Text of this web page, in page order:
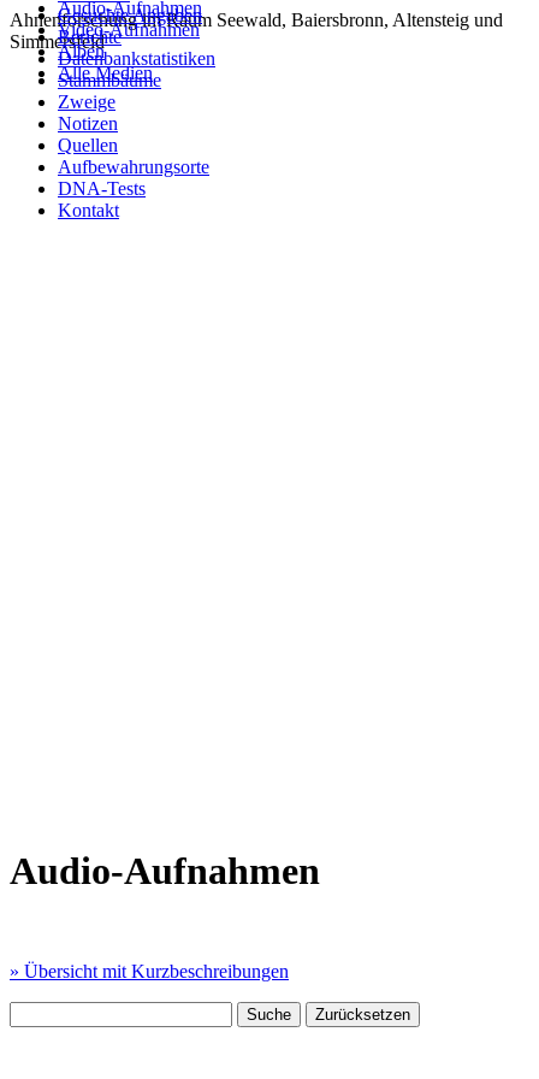
Ahnenforschung im Raum Seewald, Baiersbronn, Altensteig und
Simmersfeld
Audio-Aufnahmen
Video-Aufnahmen
Alben
Alle Medien
Gesuchte Angaben
Berichte
Datenbankstatistiken
Stammbäume
Zweige
Notizen
Quellen
Aufbewahrungsorte
DNA-Tests
Kontakt
Audio-Aufnahmen
» Übersicht mit Kurzbeschreibungen